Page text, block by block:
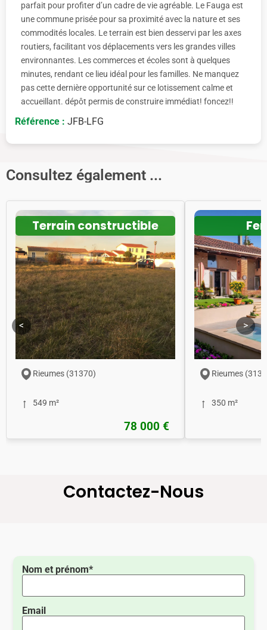
parfait pour profiter d’un cadre de vie agréable. Le Fauga est
une commune prisée pour sa proximité avec la nature et ses
commodités locales. Le terrain est bien desservi par les axes
routiers, facilitant vos déplacements vers les grandes villes
environnantes. Les commerces et écoles sont à quelques
minutes, rendant ce lieu idéal pour les familles. Ne manquez
pas cette dernière opportunité sur ce lotissement calme et
accueillant. dépôt permis de construire immédiat! foncez!!
Référence : JFB-LFG
Consultez également ...
<
Terrain constructible
Rieumes (31370)
549 m²
78 000 €
Rieumes
350 m²
>
Contactez-Nous
Nom et prénom*
Email